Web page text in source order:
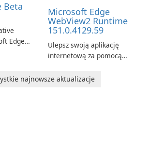
Beta
Edge
the
Microsoft Edge
WebView2 Runtime
151.0.4129.59
Ulepsz swoją aplikację
internetową za pomocą
uruchomieniowego Microsoft
najnowsze aktualizacje